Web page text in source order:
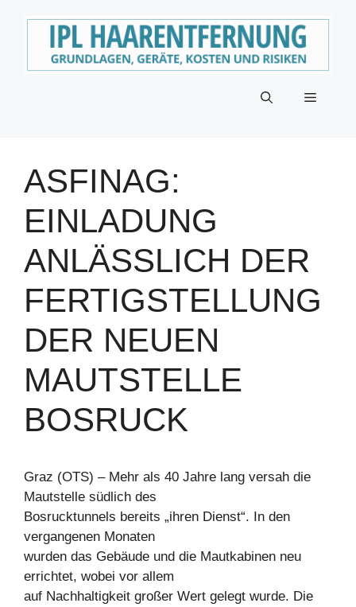
Menü
ASFINAG:
EINLADUNG
ANLÄSSLICH DER
FERTIGSTELLUNG
DER NEUEN
MAUTSTELLE
BOSRUCK
Graz (OTS) – Mehr als 40 Jahre lang versah die
Mautstelle südlich des
Bosrucktunnels bereits „ihren Dienst“. In den
vergangenen Monaten
wurden das Gebäude und die Mautkabinen neu
errichtet, wobei vor allem
auf Nachhaltigkeit großer Wert gelegt wurde. Die